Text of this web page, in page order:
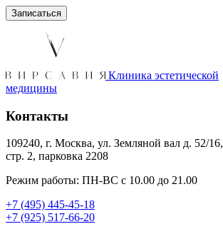
Клиника эстетической
медицины
Контакты
109240, г. Москва, ул. Земляной вал д. 52/16,
стр. 2, парковка 2208
Режим работы: ПН-ВС с 10.00 до 21.00
+7 (495) 445-45-18
+7 (925) 517-66-20